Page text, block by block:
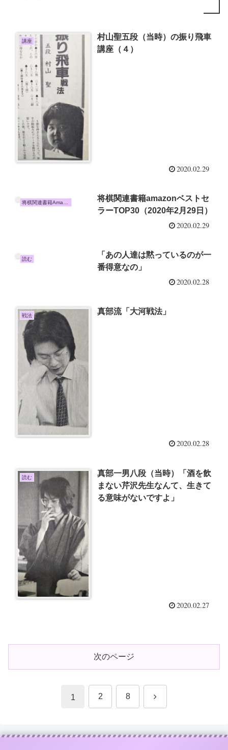
講座
村山聖五段（当時）の振り飛車
講座（４）
2020.02.29
将棋関連書籍Amazon売上TOP10
将棋関連書籍amazonベストセ
ラーTOP30（2020年2月29日）
2020.02.29
読む
「あの人達は黙っているのが一
番得意なの」
2020.02.28
戦法 真部流「大河戦法」
2020.02.28
読む
真部一男八段（当時）「酒を飲
まない芹沢先生なんて、生きて
る意味がないですよ」
2020.02.27
次のページ
1 2 8 次